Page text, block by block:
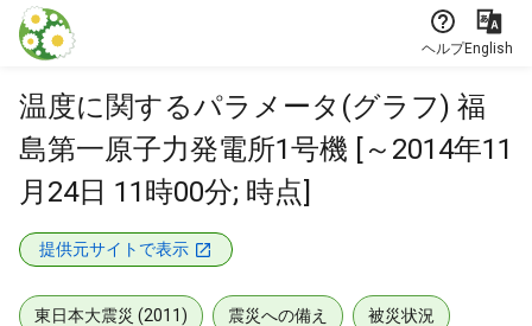
本文に飛ぶ
ヘルプEnglish
温度に関するパラメータ(グラフ) 福
島第一原子力発電所1号機 [～2014年11
月24日 11時00分; 時点]
提供元サイトで表示
東日本大震災 (2011) 震災への備え 被災状況